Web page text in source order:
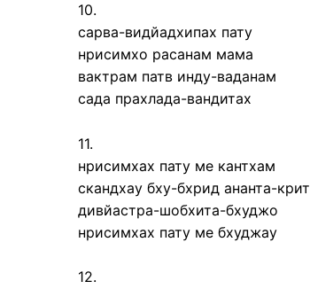
10.
сарва-видйадхипах пату
нрисимхо расанам мама
вактрам патв инду-ваданам
сада прахлада-вандитах
11.
нрисимхах пату ме кантхам
скандхау бху-бхрид ананта-крит
дивйастра-шобхита-бхуджо
нрисимхах пату ме бхуджау
12.